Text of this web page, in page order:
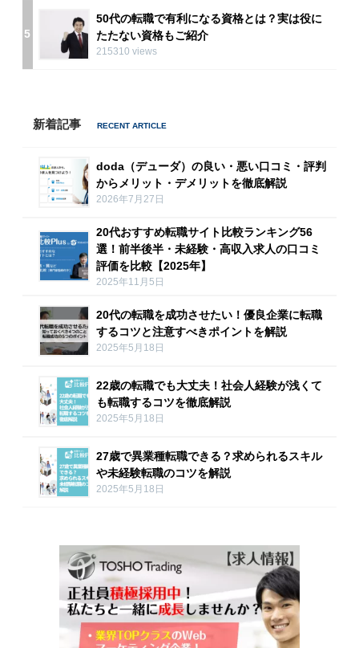
5
50代の転職で有利になる資格とは？実は役に
たたない資格もご紹介
215310 views
新着記事
doda（デューダ）の良い・悪い口コミ・評判
からメリット・デメリットを徹底解説
2026年7月27日
20代おすすめ転職サイト比較ランキング56
選！前半後半・未経験・高収入求人の口コミ
評価を比較【2025年】
2025年11月5日
20代の転職を成功させたい！優良企業に転職
するコツと注意すべきポイントを解説
2025年5月18日
22歳の転職でも大丈夫！社会人経験が浅くて
も転職するコツを徹底解説
2025年5月18日
27歳で異業種転職できる？求められるスキル
や未経験転職のコツを解説
2025年5月18日